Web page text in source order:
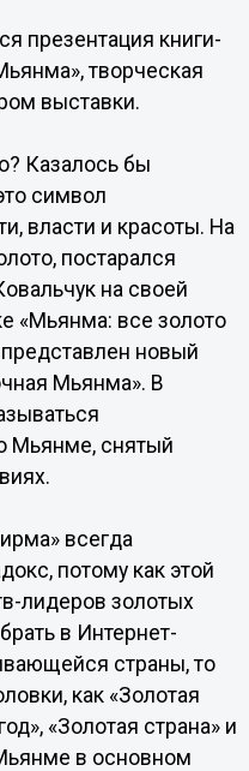
презентация книги-
творческая
выставки.
Казалось бы
символ
власти и красоты. На
постарался
на своей
«Мьянма: все золото
новый
Мьянма». В
Мьянме, снятый
всегда
потому как этой
лидеров золотых
в Интернет-
страны, то
как «Золотая
«Золотая страна» и
в основном